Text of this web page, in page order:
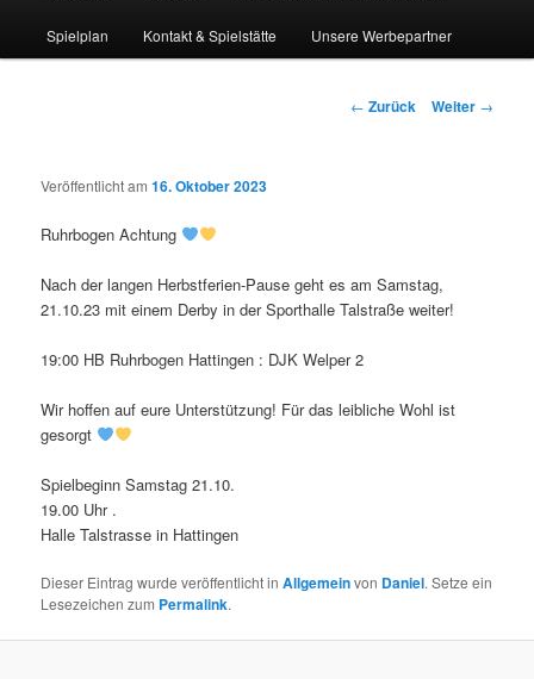
Spielplan Kontakt & Spielstätte Unsere Werbepartner
Beitrags-
← Zurück Weiter →
Veröffentlicht am16. Oktober 2023
Ruhrbogen Achtung
Nach der langen Herbstferien-Pause geht es am Samstag,
21.10.23 mit einem Derby in der Sporthalle Talstraße weiter!
19:00 HB Ruhrbogen Hattingen : DJK Welper 2
Wir hoffen auf eure Unterstützung! Für das leibliche Wohl ist
gesorgt
Spielbeginn Samstag 21.10.
19.00 Uhr .
Halle Talstrasse in Hattingen
Dieser Eintrag wurde veröffentlicht inAllgemeinvon Daniel. Setze ein
Lesezeichen zum Permalink.